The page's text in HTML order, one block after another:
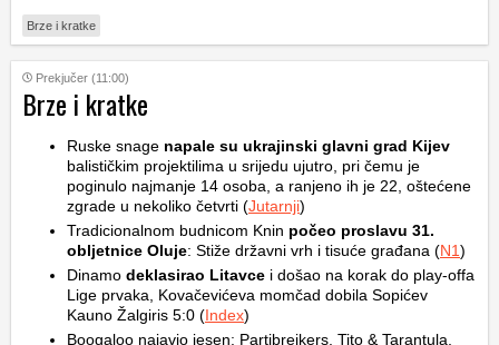
Brze i kratke
Prekjučer (11:00)
Brze i kratke
Ruske snage napale su ukrajinski glavni grad Kijev
balističkim projektilima u srijedu ujutro, pri čemu je
poginulo najmanje 14 osoba, a ranjeno ih je 22, oštećene
zgrade u nekoliko četvrti (Jutarnji)
Tradicionalnom budnicom Knin počeo proslavu 31.
obljetnice Oluje: Stiže državni vrh i tisuće građana (N1)
Dinamo deklasirao Litavce i došao na korak do play-offa
Lige prvaka, Kovačevićeva momčad dobila Sopićev
Kauno Žalgiris 5:0 (Index)
Boogaloo najavio jesen: Partibrejkers, Tito & Tarantula,